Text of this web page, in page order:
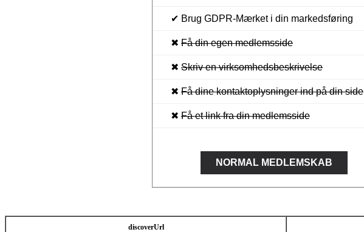
✔ Brug GDPR-Mærket i din markedsføring
✖ Få din egen medlemsside
✖ Skriv en virksomhedsbeskrivelse
✖ Få dine kontaktoplysninger ind på din side
✖ Få et link fra din medlemsside
NORMAL MEDLEMSKAB
discoverUrl